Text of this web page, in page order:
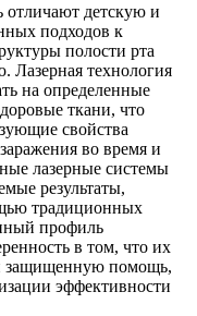
отличают детскую и
подходов к
полости рта
Лазерная технология
на определенные
ткани, что
свойства
во время и
лазерные системы
результаты,
традиционных
профиль
в том, что их
защищенную помощь,
эффективности